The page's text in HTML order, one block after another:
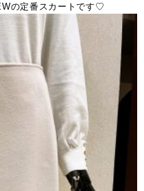
の定番スカートです♡